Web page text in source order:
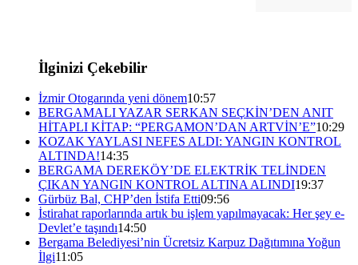
İlginizi Çekebilir
İzmir Otogarında yeni dönem10:57
BERGAMALI YAZAR SERKAN SEÇKİN’DEN ANIT
HİTAPLI KİTAP: “PERGAMON’DAN ARTVİN’E”10:29
KOZAK YAYLASI NEFES ALDI: YANGIN KONTROL
ALTINDA!14:35
BERGAMA DEREKÖY’DE ELEKTRİK TELİNDEN
ÇIKAN YANGIN KONTROL ALTINA ALINDI19:37
Gürbüz Bal, CHP’den İstifa Etti09:56
İstirahat raporlarında artık bu işlem yapılmayacak: Her şey e-
Devlet’e taşındı14:50
Bergama Belediyesi’nin Ücretsiz Karpuz Dağıtımına Yoğun
İlgi11:05